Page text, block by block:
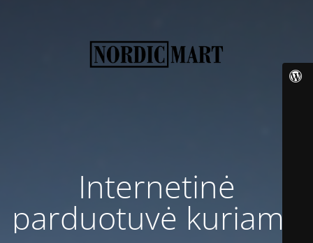
Internetinė
parduotuvė kuriama